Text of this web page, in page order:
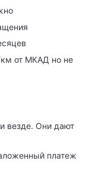
от МКАД но не
везде. Они дают
платеж